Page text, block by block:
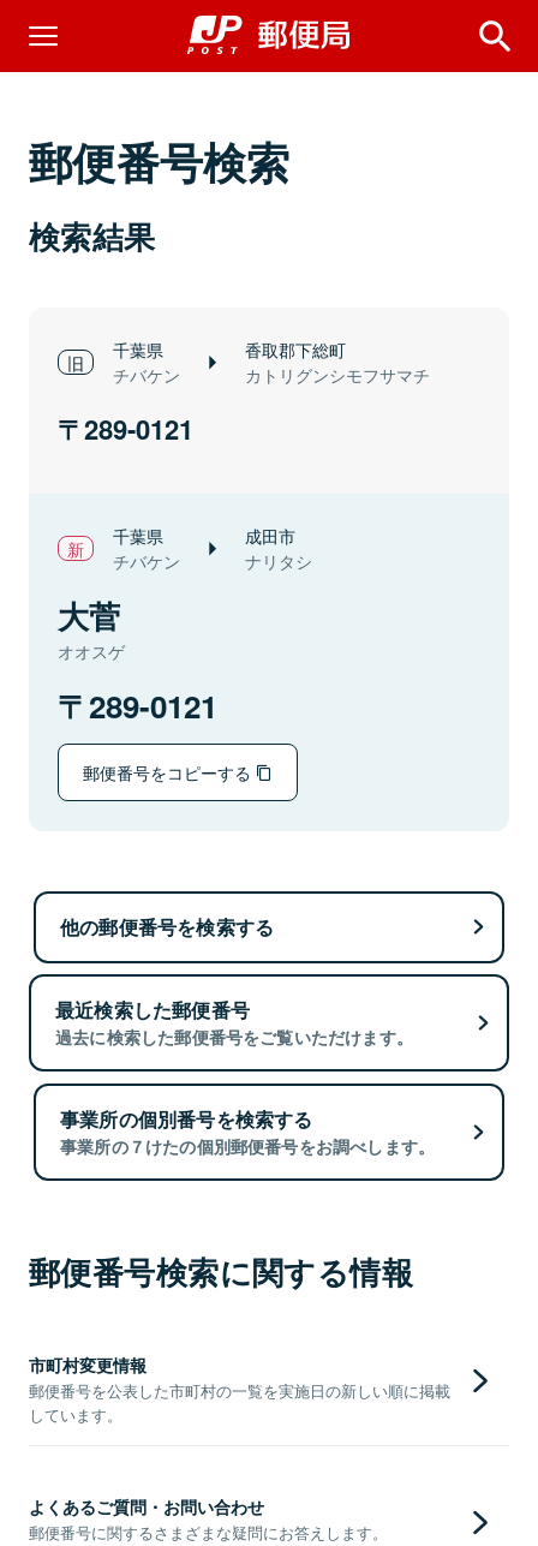
郵便番号検索
検索結果
千葉県
チバケン
香取郡下総町
カトリグンシモフサマチ
289-0121
千葉県
チバケン
成田市
ナリタシ
大菅
オオスゲ
289-0121
郵便番号をコピーする
他の郵便番号を検索する
最近検索した郵便番号
過去に検索した郵便番号をご覧いただけます。
事業所の個別番号を検索する
事業所の７けたの個別郵便番号をお調べします。
郵便番号検索に関する情報
市町村変更情報
郵便番号を公表した市町村の一覧を実施日の新しい順に掲載
しています。
よくあるご質問・お問い合わせ
郵便番号に関するさまざまな疑問にお答えします。